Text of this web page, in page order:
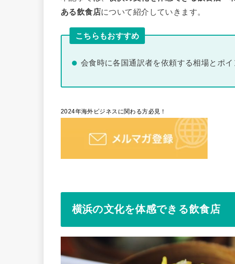
ある飲食店について紹介していきます。
こちらもおすすめ
会食時に各国通訳者を依頼する相場とポイ
2024年海外ビジネスに関わる方必見！
横浜の文化を体感できる飲食店